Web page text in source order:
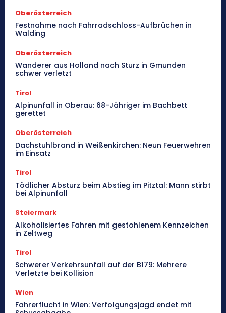
Oberösterreich
Festnahme nach Fahrradschloss-Aufbrüchen in
Walding
Oberösterreich
Wanderer aus Holland nach Sturz in Gmunden
schwer verletzt
Tirol
Alpinunfall in Oberau: 68-Jähriger im Bachbett
gerettet
Oberösterreich
Dachstuhlbrand in Weißenkirchen: Neun Feuerwehren
im Einsatz
Tirol
Tödlicher Absturz beim Abstieg im Pitztal: Mann stirbt
bei Alpinunfall
Steiermark
Alkoholisiertes Fahren mit gestohlenem Kennzeichen
in Zeltweg
Tirol
Schwerer Verkehrsunfall auf der B179: Mehrere
Verletzte bei Kollision
Wien
Fahrerflucht in Wien: Verfolgungsjagd endet mit